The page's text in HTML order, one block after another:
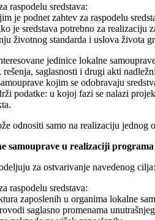
raspodelu sredstava:
je podnet zahtev za raspodelu
je sredstava potrebno za realizaciju
životnog standarda i uslova života
jedinice lokalne
saglasnosti i drugi akti
kojim se odobravaju
podatke: u kojoj fazi se nalazi
odnositi samo na realizaciju jednog
samouprave u realizaciji
za ostvarivanje navedenog
raspodelu sredstava:
zaposlenih u organima lokalne
saglasno promenama